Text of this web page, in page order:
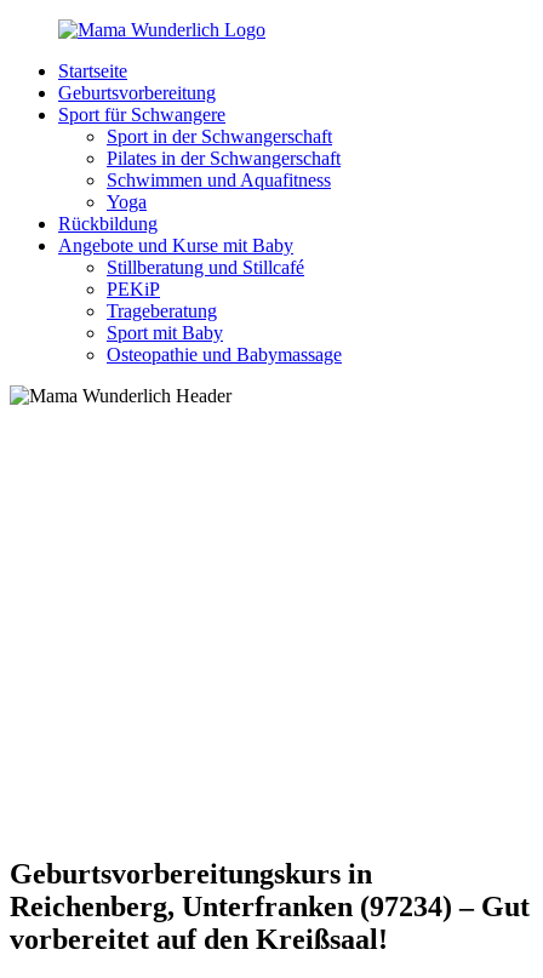
Zurück
Inhalt
MamaWunderlich.de
Mutti
sein
wunderbar!
Startseite
Geburtsvorbereitung
Sport für Schwangere
Sport in der Schwangerschaft
Pilates in der Schwangerschaft
Schwimmen und Aquafitness
Yoga
Rückbildung
Angebote und Kurse mit Baby
Stillberatung und Stillcafé
PEKiP
Trageberatung
Sport mit Baby
Osteopathie und Babymassage
Geburtsvorbereitungskurs in
Reichenberg, Unterfranken (97234) – Gut
vorbereitet auf den Kreißsaal!